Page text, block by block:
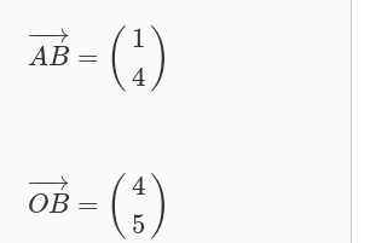
AB
−→
−
= ( 1
4 )
OB
−→
−
= ( 4
5 )